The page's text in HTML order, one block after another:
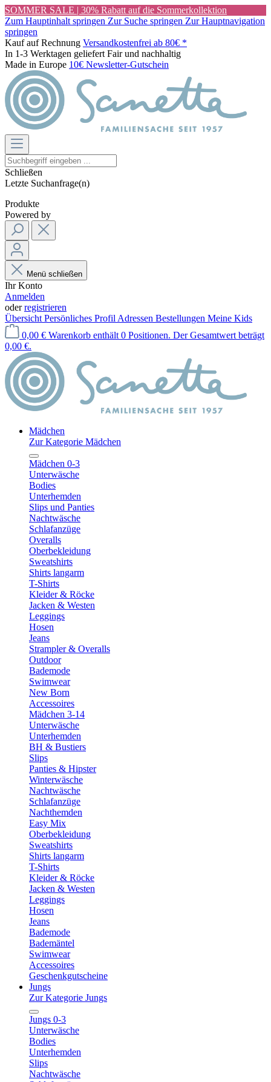
SOMMER SALE | 30% Rabatt auf die Sommerkollektion
Zum Hauptinhalt springen Zur Suche springen Zur Hauptnavigation
springen
Kauf auf Rechnung Versandkostenfrei ab 80€ *
In 1-3 Werktagen geliefert Fair und nachhaltig
Made in Europe 10€ Newsletter-Gutschein
Schließen
Letzte Suchanfrage(n)
Produkte
Powered by
Menü schließen
Ihr Konto
Anmelden
oderregistrieren
Übersicht Persönliches Profil Adressen Bestellungen Meine Kids
0,00 € Warenkorb enthält 0 Positionen. Der Gesamtwert beträgt
0,00 €.
Mädchen
Zur Kategorie Mädchen
Mädchen 0-3
Unterwäsche
Bodies
Unterhemden
Slips und Panties
Nachtwäsche
Schlafanzüge
Overalls
Oberbekleidung
Sweatshirts
Shirts langarm
T-Shirts
Kleider & Röcke
Jacken & Westen
Leggings
Hosen
Jeans
Strampler & Overalls
Outdoor
Bademode
Swimwear
New Born
Accessoires
Mädchen 3-14
Unterwäsche
Unterhemden
BH & Bustiers
Slips
Panties & Hipster
Winterwäsche
Nachtwäsche
Schlafanzüge
Nachthemden
Easy Mix
Oberbekleidung
Sweatshirts
Shirts langarm
T-Shirts
Kleider & Röcke
Jacken & Westen
Leggings
Hosen
Jeans
Bademode
Bademäntel
Swimwear
Accessoires
Geschenkgutscheine
Jungs
Zur Kategorie Jungs
Jungs 0-3
Unterwäsche
Bodies
Unterhemden
Slips
Nachtwäsche